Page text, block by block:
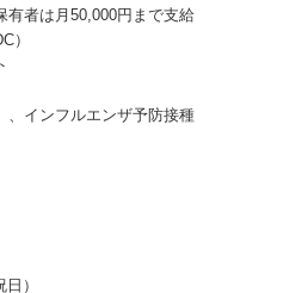
有者は月50,000円まで支給
）
、インフルエンザ予防接種
）